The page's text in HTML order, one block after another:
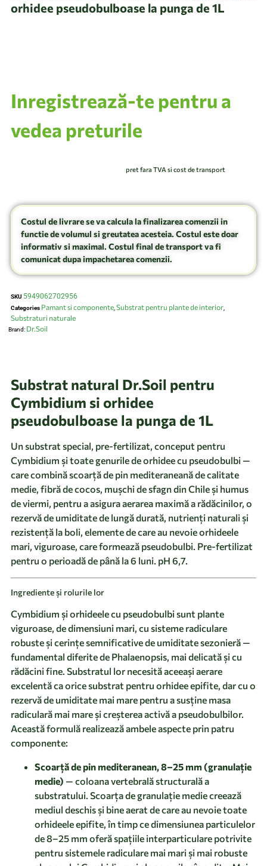
orhidee pseudobulboase la punga de 1L
Inregistrează-te pentru a
vedea preturile
pret fara TVA si cost de transport
Costul de livrare se va calcula la finalizarea comenzii in
functie de volumul si greutatea acesteia. Costul este doar
informativ si maximal. Costul final de transport va fi
comunicat dupa impachetarea comenzii.
SKU 5949062702956
Categories Pamant si componente Substrat pentru plante de interior
Substraturi naturale
Brand: Dr.Soil
Substrat natural Dr.Soil pentru
Cymbidium si orhidee
pseudobulboase la punga de 1L
Un substrat special, pre-fertilizat, conceput pentru
Cymbidium și toate genurile de orhidee cu pseudobulbi —
care combină scoarță de pin mediteraneană de calitate
medie, fibră de cocos, mușchi de sfagn din Chile și humus
de viermi, pentru a asigura aerarea maximă a rădăcinilor, o
rezervă de umiditate de lungă durată, nutrienți naturali și
rezistență la boli, elemente de care au nevoie orhideele
mari, viguroase, care formează pseudobulbi. Pre-fertilizat
pentru o perioadă de până la 6 luni. pH 6,7.
Ingrediente și rolurile lor
Cymbidium și orhideele cu pseudobulbi sunt plante
viguroase, de dimensiuni mari, cu sisteme radiculare
robuste și cerințe semnificative de umiditate sezonieră —
fundamental diferite de Phalaenopsis, mai delicată și cu
rădăcini fine. Substratul lor necesită aceeași aerare
excelentă ca orice substrat pentru orhidee epifite, dar cu o
rezervă de umiditate mai mare pentru a susține masa
radiculară mai mare și creșterea activă a pseudobulbilor.
Această formulă realizează ambele aspecte prin patru
componente:
Scoarță de pin mediteranean, 8–25 mm (granulație
medie) — coloana vertebrală structurală a
substratului. Scoarța de granulație medie creează
mediul deschis și bine aerat de care au nevoie toate
orhideele epifite, în timp ce dimensiunea particulelor
de 8–25 mm oferă spațiile interparticulare potrivite
pentru sistemele radiculare mai mari și mai robuste